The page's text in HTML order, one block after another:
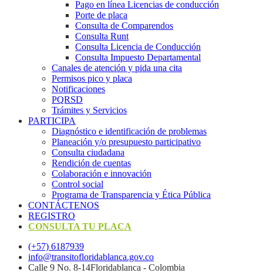
Pago en línea Licencias de conducción
Porte de placa
Consulta de Comparendos
Consulta Runt
Consulta Licencia de Conducción
Consulta Impuesto Departamental
Canales de atención y pida una cita
Permisos pico y placa
Notificaciones
PQRSD
Trámites y Servicios
PARTICIPA
Diagnóstico e identificación de problemas
Planeación y/o presupuesto participativo​
Consulta ciudadana
Rendición de cuentas
Colaboración e innovación
Control social
Programa de Transparencia y Ética Pública
CONTÁCTENOS
REGISTRO
CONSULTA TU PLACA
(+57) 6187939
info@transitofloridablanca.gov.co
Calle 9 No. 8-14Floridablanca - Colombia